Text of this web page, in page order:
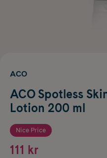
ACO
ACO Spotless
Lotion 200 ml
Nice Price
111 kr